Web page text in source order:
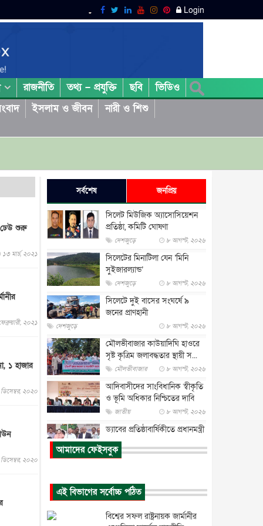
Login
রাজনীতি তথ্য – প্রযুক্তি ছবি
ভিডিও
ইসলাম ও জীবন
নারী ও শিশু
ঢেউ শুরু
১৩ মার্চ, ২০২১
২০২১
১ হাজার
২০২০
২০২০
সর্বশেষ জনপ্রিয়
সিলেট মিউজিক অ্যাসোসিয়েশন
প্রতিষ্ঠা, কমিটি ঘোষণা
দেশজুড়ে ৮ আগস্ট, ২০২৬
সিলেটের মিনাটিলা যেন ‘মিনি
সুইজারল্যান্ড’
দেশজুড়ে ৮ আগস্ট, ২০২৬
সিলেটে দুই বাসের সংঘর্ষে ৯
জনের প্রাণহানী
দেশজুড়ে ৮ আগস্ট, ২০২৬
মৌলভীবাজার কাউয়াদিঘি হাওরে
সৃষ্ট কৃত্রিম জলাবদ্ধতার স্থায়ী স...
মৌলভীবাজার ৮ আগস্ট, ২০২৬
আদিবাসীদের সাংবিধানিক স্বীকৃতি
ও ভূমি অধিকার নিশ্চিতের দাবি
জাতীয় ৮ আগস্ট, ২০২৬
ড্যাবের প্রতিষ্ঠাবার্ষিকীতে প্রধানমন্ত্রী
জাতীয়
রাষ্ট্রপতি নির্বাচন : ডাকা হবে
জাতীয় ৮ আগস্ট, ২০২৬
শিল্পী অনুশ্রী রায়ের স্বপ...
আমাদের ফেইসবুক
এই বিভাগের সর্বোচ্চ পঠিত
বিশ্বের সফল রাষ্ট্রনায়ক জার্মানীর